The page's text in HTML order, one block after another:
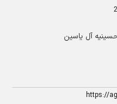
آل یاسین